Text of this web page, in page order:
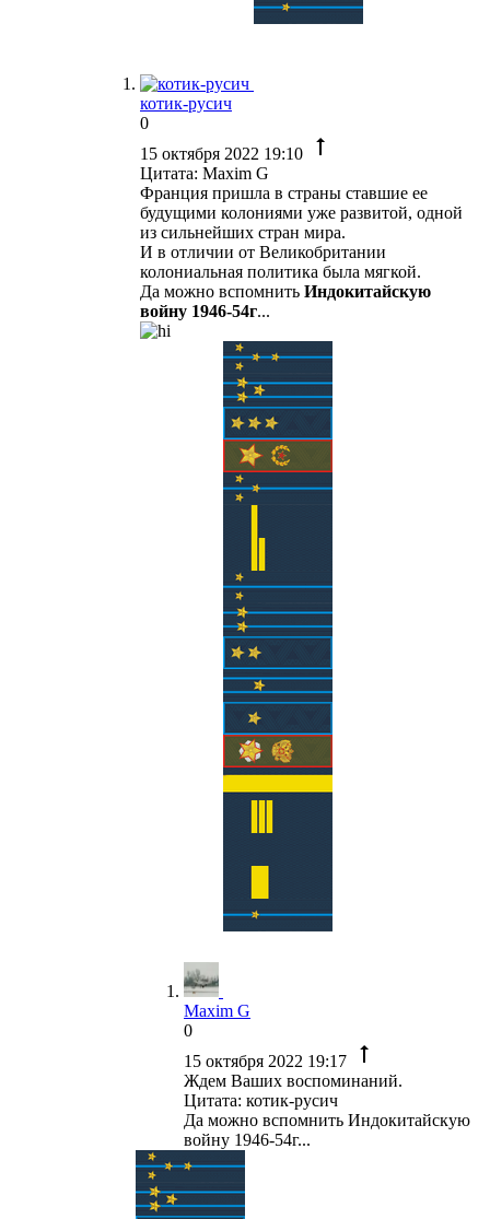
котик-русич
0
15 октября 2022 19:10
Цитата: Maxim G
Франция пришла в страны ставшие ее
будущими колониями уже развитой, одной
из сильнейших стран мира.
И в отличии от Великобритании
колониальная политика была мягкой.
Да можно вспомнить Индокитайскую
войну 1946-54г...
Maxim G
0
15 октября 2022 19:17
Ждем Ваших воспоминаний.
Цитата: котик-русич
Да можно вспомнить Индокитайскую
войну 1946-54г...